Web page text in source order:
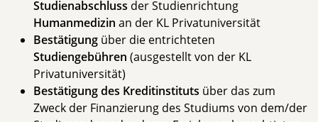
Studienabschluss der Studienrichtung
Humanmedizin an der KL Privatuniversität
Bestätigung über die entrichteten
Studiengebühren (ausgestellt von der KL
Privatuniversität)
Bestätigungdes Kreditinstituts über das zum
Zweck der Finanzierung des Studiums von dem/der